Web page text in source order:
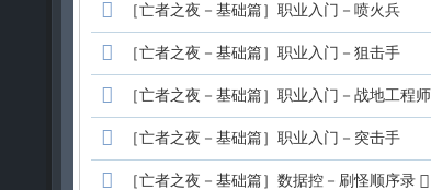
［亡者之夜－基础篇］职业入门－喷火兵
［亡者之夜－基础篇］职业入门－狙击手
［亡者之夜－基础篇］职业入门－战地工程师
［亡者之夜－基础篇］职业入门－突击手
［亡者之夜－基础篇］数据控－刷怪顺序录